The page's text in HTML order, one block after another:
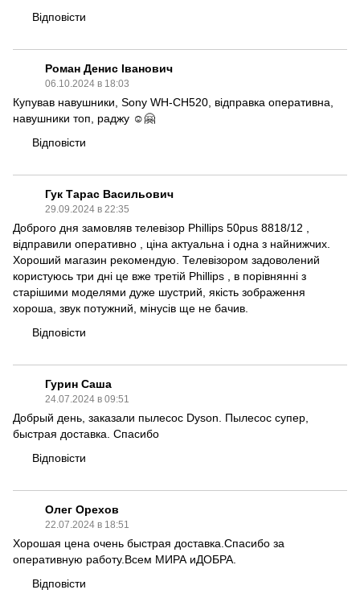
Відповісти
Роман Денис Іванович
06.10.2024 в 18:03
Купував навушники, Sony WH-CH520, відправка оперативна,
навушники топ, раджу ☺️🤗
Відповісти
Гук Тарас Васильович
29.09.2024 в 22:35
Доброго дня замовляв телевізор Phillips 50pus 8818/12 ,
відправили оперативно , ціна актуальна і одна з найнижчих.
Хороший магазин рекомендую. Телевізором задоволений
користуюсь три дні це вже третій Phillips , в порівнянні з
старішими моделями дуже шустрий, якість зображення
хороша, звук потужний, мінусів ще не бачив.
Відповісти
Гурин Саша
24.07.2024 в 09:51
Добрый день, заказали пылесос Dyson. Пылесос супер,
быстрая доставка. Спасибо
Відповісти
Олег Орехов
22.07.2024 в 18:51
Хорошая цена очень быстрая доставка.Спасибо за
оперативную работу.Всем МИРА иДОБРА.
Відповісти